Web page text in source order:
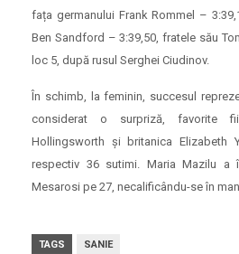
fața germanului Frank Rommel –
Ben Sandford – 3:39,50, fratele său
loc 5, după rusul Serghei Ciudinov.
În schimb, la feminin, succesul
considerat o surpriză, favorite
Hollingsworth și britanica Elizabeth
respectiv 36 sutimi. Maria Mazilu a
Mesarosi pe 27, necalificându-se în
TAGS SANIE